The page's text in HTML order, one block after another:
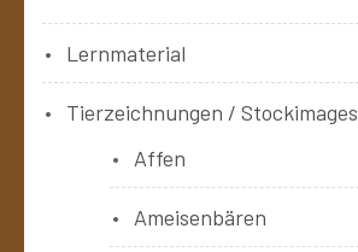
Lernmaterial
Tierzeichnungen / Stockimages
Affen
Ameisenbären